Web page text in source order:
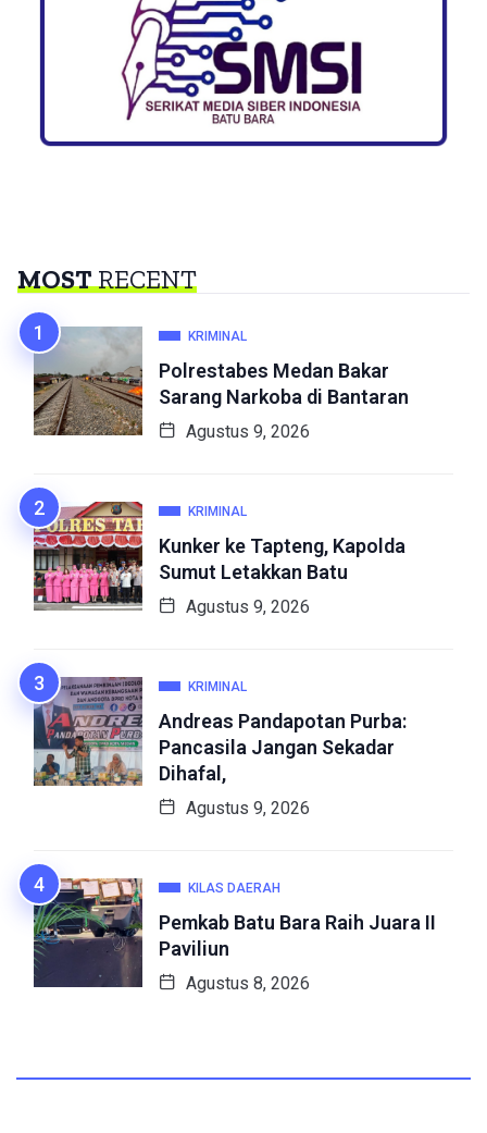
MOSTRECENT
KRIMINAL
Polrestabes Medan Bakar
Sarang Narkoba di Bantaran
Agustus 9, 2026
KRIMINAL
Kunker ke Tapteng, Kapolda
Sumut Letakkan Batu
Agustus 9, 2026
KRIMINAL
Andreas Pandapotan Purba:
Pancasila Jangan Sekadar
Dihafal,
Agustus 9, 2026
KILAS DAERAH
Pemkab Batu Bara Raih Juara II
Paviliun
Agustus 8, 2026